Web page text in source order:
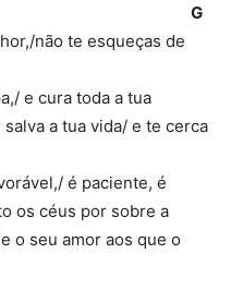
F G
não te esqueças de
e cura toda a tua
a tua vida/ e te cerca
é paciente, é
os céus por sobre a
o seu amor aos que o